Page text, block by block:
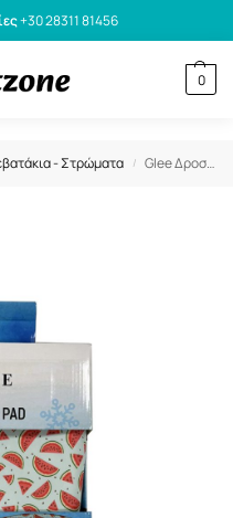
+30 28311 81456
0
- Στρώματα / Glee Δροσιστικό Στρωματάκι Στρόγγυλο Καρπούζι 60cm